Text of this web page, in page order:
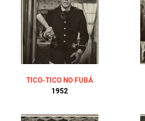
TICO-TICO NO FUBÁ
1952